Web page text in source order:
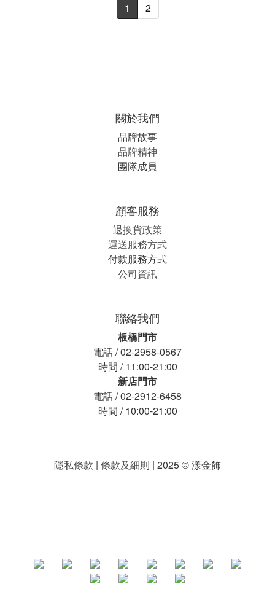
1 2
關於我們
品牌故事
品牌精神
團隊成員
顧客服務
退換貨政策
運送服務方式
付款服務方式
公司資訊
聯絡我們
板橋門市
電話 / 02-2958-0567
時間 / 11:00-21:00
新店門市
電話 / 02-2912-6458
時間 / 10:00-21:00
隱私條款 | 條款及細則 | 2025 © 漾金飾